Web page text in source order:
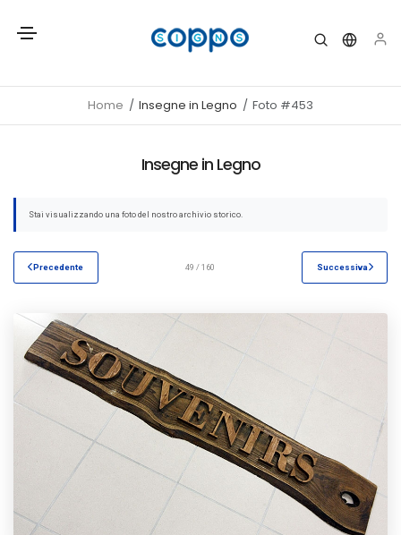
Home Insegne in Legno Foto #453
Insegne in Legno
Stai visualizzando una foto del nostro archivio storico.
Precedente 49 / 160 Successiva